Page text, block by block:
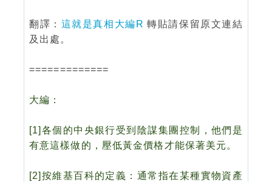
翻譯： 這就是真相大編R 轉貼請保留原文連結
及出處。
=============
大編：
[1]各個的中央銀行受到陰謀集團控制，他們是
有意這樣做的，壓低黃金價格才能保著美元。
[2] 按維基百科的定義：通常指在某種實物資產